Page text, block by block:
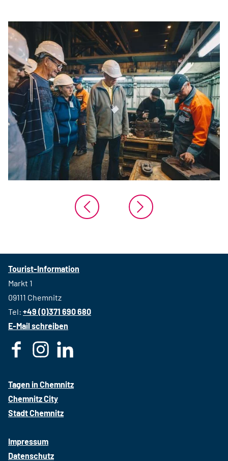
Tourist-Information
Markt 1
09111 Chemnitz
Tel: +49 (0)371 690 680
E-Mail schreiben
e
b
o
k
t
a
g
m
k
Tagen in Chemnitz
Chemnitz City
Stadt Chemnitz
Impressum
Datenschutz